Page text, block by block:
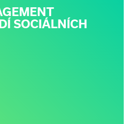
SOCIÁLNÍCH